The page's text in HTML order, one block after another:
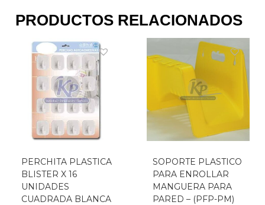
PRODUCTOS RELACIONADOS
PERCHITA PLASTICA
BLISTER X 16
UNIDADES
CUADRADA BLANCA
SOPORTE PLASTICO
PARA ENROLLAR
MANGUERA PARA
PARED – (PFP-PM)